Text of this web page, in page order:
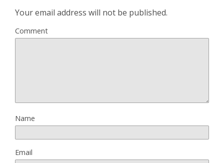
Your email address will not be published.
Comment
Name
Email